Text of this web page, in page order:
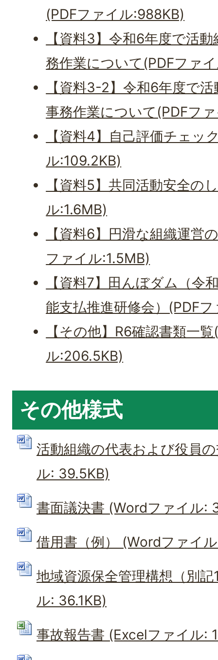
(PDFファイル:988KB)
【資料3】令和6年度で活
務作業について(PDFファ
【資料3-2】令和6年度で
事務作業について(PDFフ
【資料4】自己評価チェッ
ル:109.2KB)
【資料5】共同活動安全の
ル:1.6MB)
【資料6】円滑な組織運営
ファイル:1.5MB)
【資料7】田んぼダム（令
能支払推進研修会）(PDF
【その他】R6確認書類一
ル:206.5KB)
その他様式
活動組織の代表および役員
ル: 39.5KB)
書面議決書 (Wordファイル:
借用書（例） (Wordファイ
地域資源保全管理構想（別
ル: 36.1KB)
事故報告書 (Excelファイル: